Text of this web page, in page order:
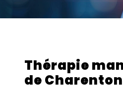
Thérapie
de